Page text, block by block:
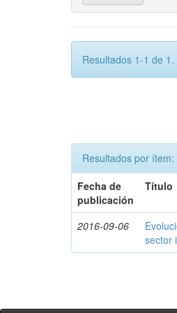
Resultados 1-1 de 1.
Resultados por ítem:
Fecha de
publicación
Título
2016-09-06
sector